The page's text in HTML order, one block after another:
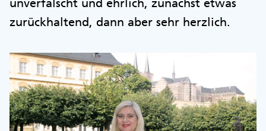
unverfälscht und ehrlich, zunächst etwas
zurückhaltend, dann aber sehr herzlich.